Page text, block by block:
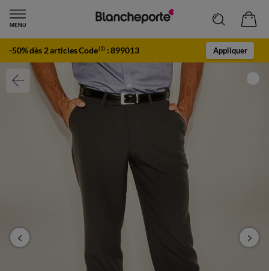
-50% dès 2 articles Code(1) :899013 Appliquer